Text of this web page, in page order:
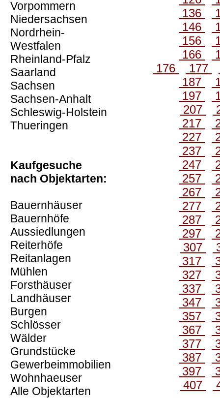
Vorpommern
Niedersachsen
Nordrhein-
Westfalen
Rheinland-Pfalz
Saarland
Sachsen
Sachsen-Anhalt
Schleswig-Holstein
Thueringen
Kaufgesuche
nach Objektarten:
Bauernhäuser
Bauernhöfe
Aussiedlungen
Reiterhöfe
Reitanlagen
Mühlen
Forsthäuser
Landhäuser
Burgen
Schlösser
Wälder
Grundstücke
Gewerbeimmobilien
Wohnhaeuser
Alle Objektarten
136
146
156
166
176
177
187
197
207
217
227
237
247
257
267
277
287
297
307
317
327
337
347
357
367
377
387
397
407